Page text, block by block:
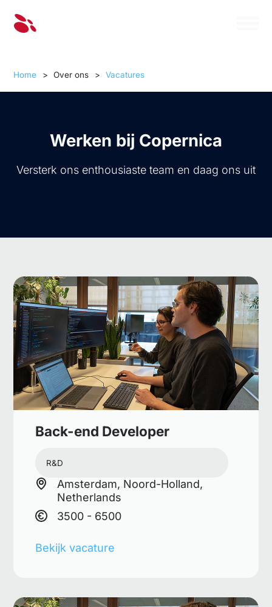
Home > Over ons > Vacatures
Werken bij Copernica
Versterk ons enthousiaste team en daag ons uit
Back-end Developer
R&D
Amsterdam, Noord-Holland,
Netherlands
3500 - 6500
Bekijk vacature